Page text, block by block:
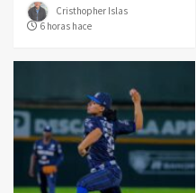
Cristhopher Islas
6 horas hace